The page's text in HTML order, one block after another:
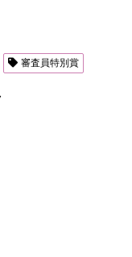
審査員特別賞